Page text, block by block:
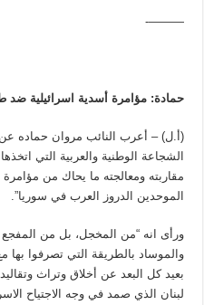
———-
حمادة: مؤامرة أسدية اسرائيلية ضد
(أ.ل) – أعرب النائب مروان حماده
الشجاعة الوطنية والعربية التي
مقاربته ومعالجته ما يحاك من
الموحدين الدروز العرب في سوريا”.
ورأى انه “من المخجل، بل من
والموساد بالطريقة التي تصرفوا
بعيد كل البعد عن أخلاق وتراث
لبنان الذي صمد في وجه الاجتياح